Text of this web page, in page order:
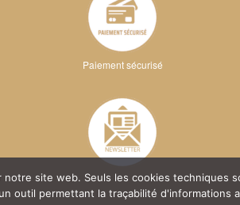
Paiement sécurisé
site web. Seuls les cookies
outil permettant la traçabilité d'informations